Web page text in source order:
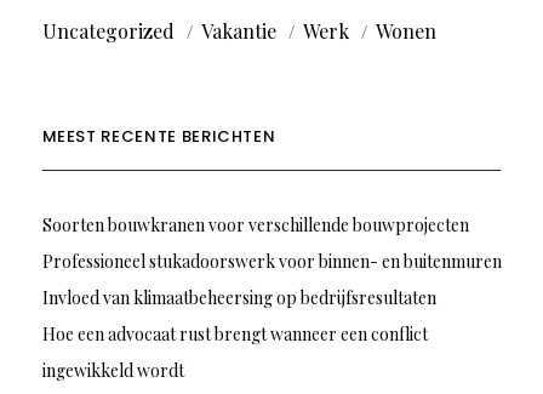
Uncategorized Vakantie Werk Wonen
MEEST RECENTE BERICHTEN
Soorten bouwkranen voor verschillende bouwprojecten
Professioneel stukadoorswerk voor binnen- en buitenmuren
Invloed van klimaatbeheersing op bedrijfsresultaten
Hoe een advocaat rust brengt wanneer een conflict
ingewikkeld wordt